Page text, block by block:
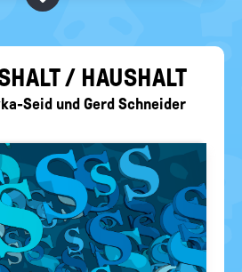
politische
FRAGEN...
/ HAUS­HALT
Seid und Gerd Schneider